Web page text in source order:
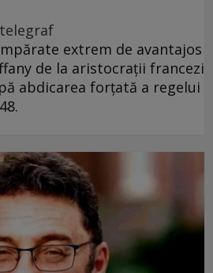
extrem de avantajos
de la aristocrații francezi
abdicarea forțată a regelui